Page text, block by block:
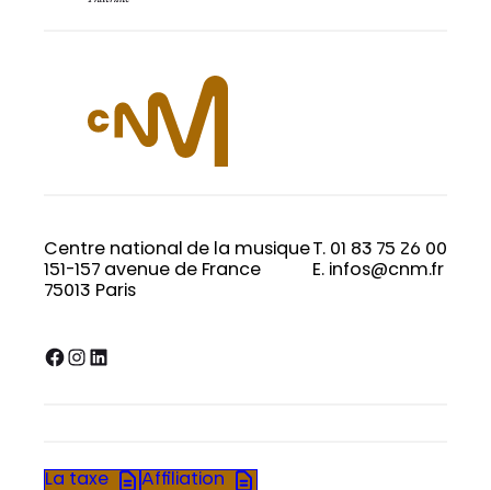
Centre national de la musique
151-157 avenue de France
75013 Paris
T. 01 83 75 26 00
E. infos@cnm.fr
Facebook InstagramLinkedIn
La taxe Affiliation